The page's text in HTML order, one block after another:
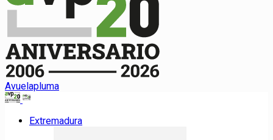
Avuelapluma
Extremadura